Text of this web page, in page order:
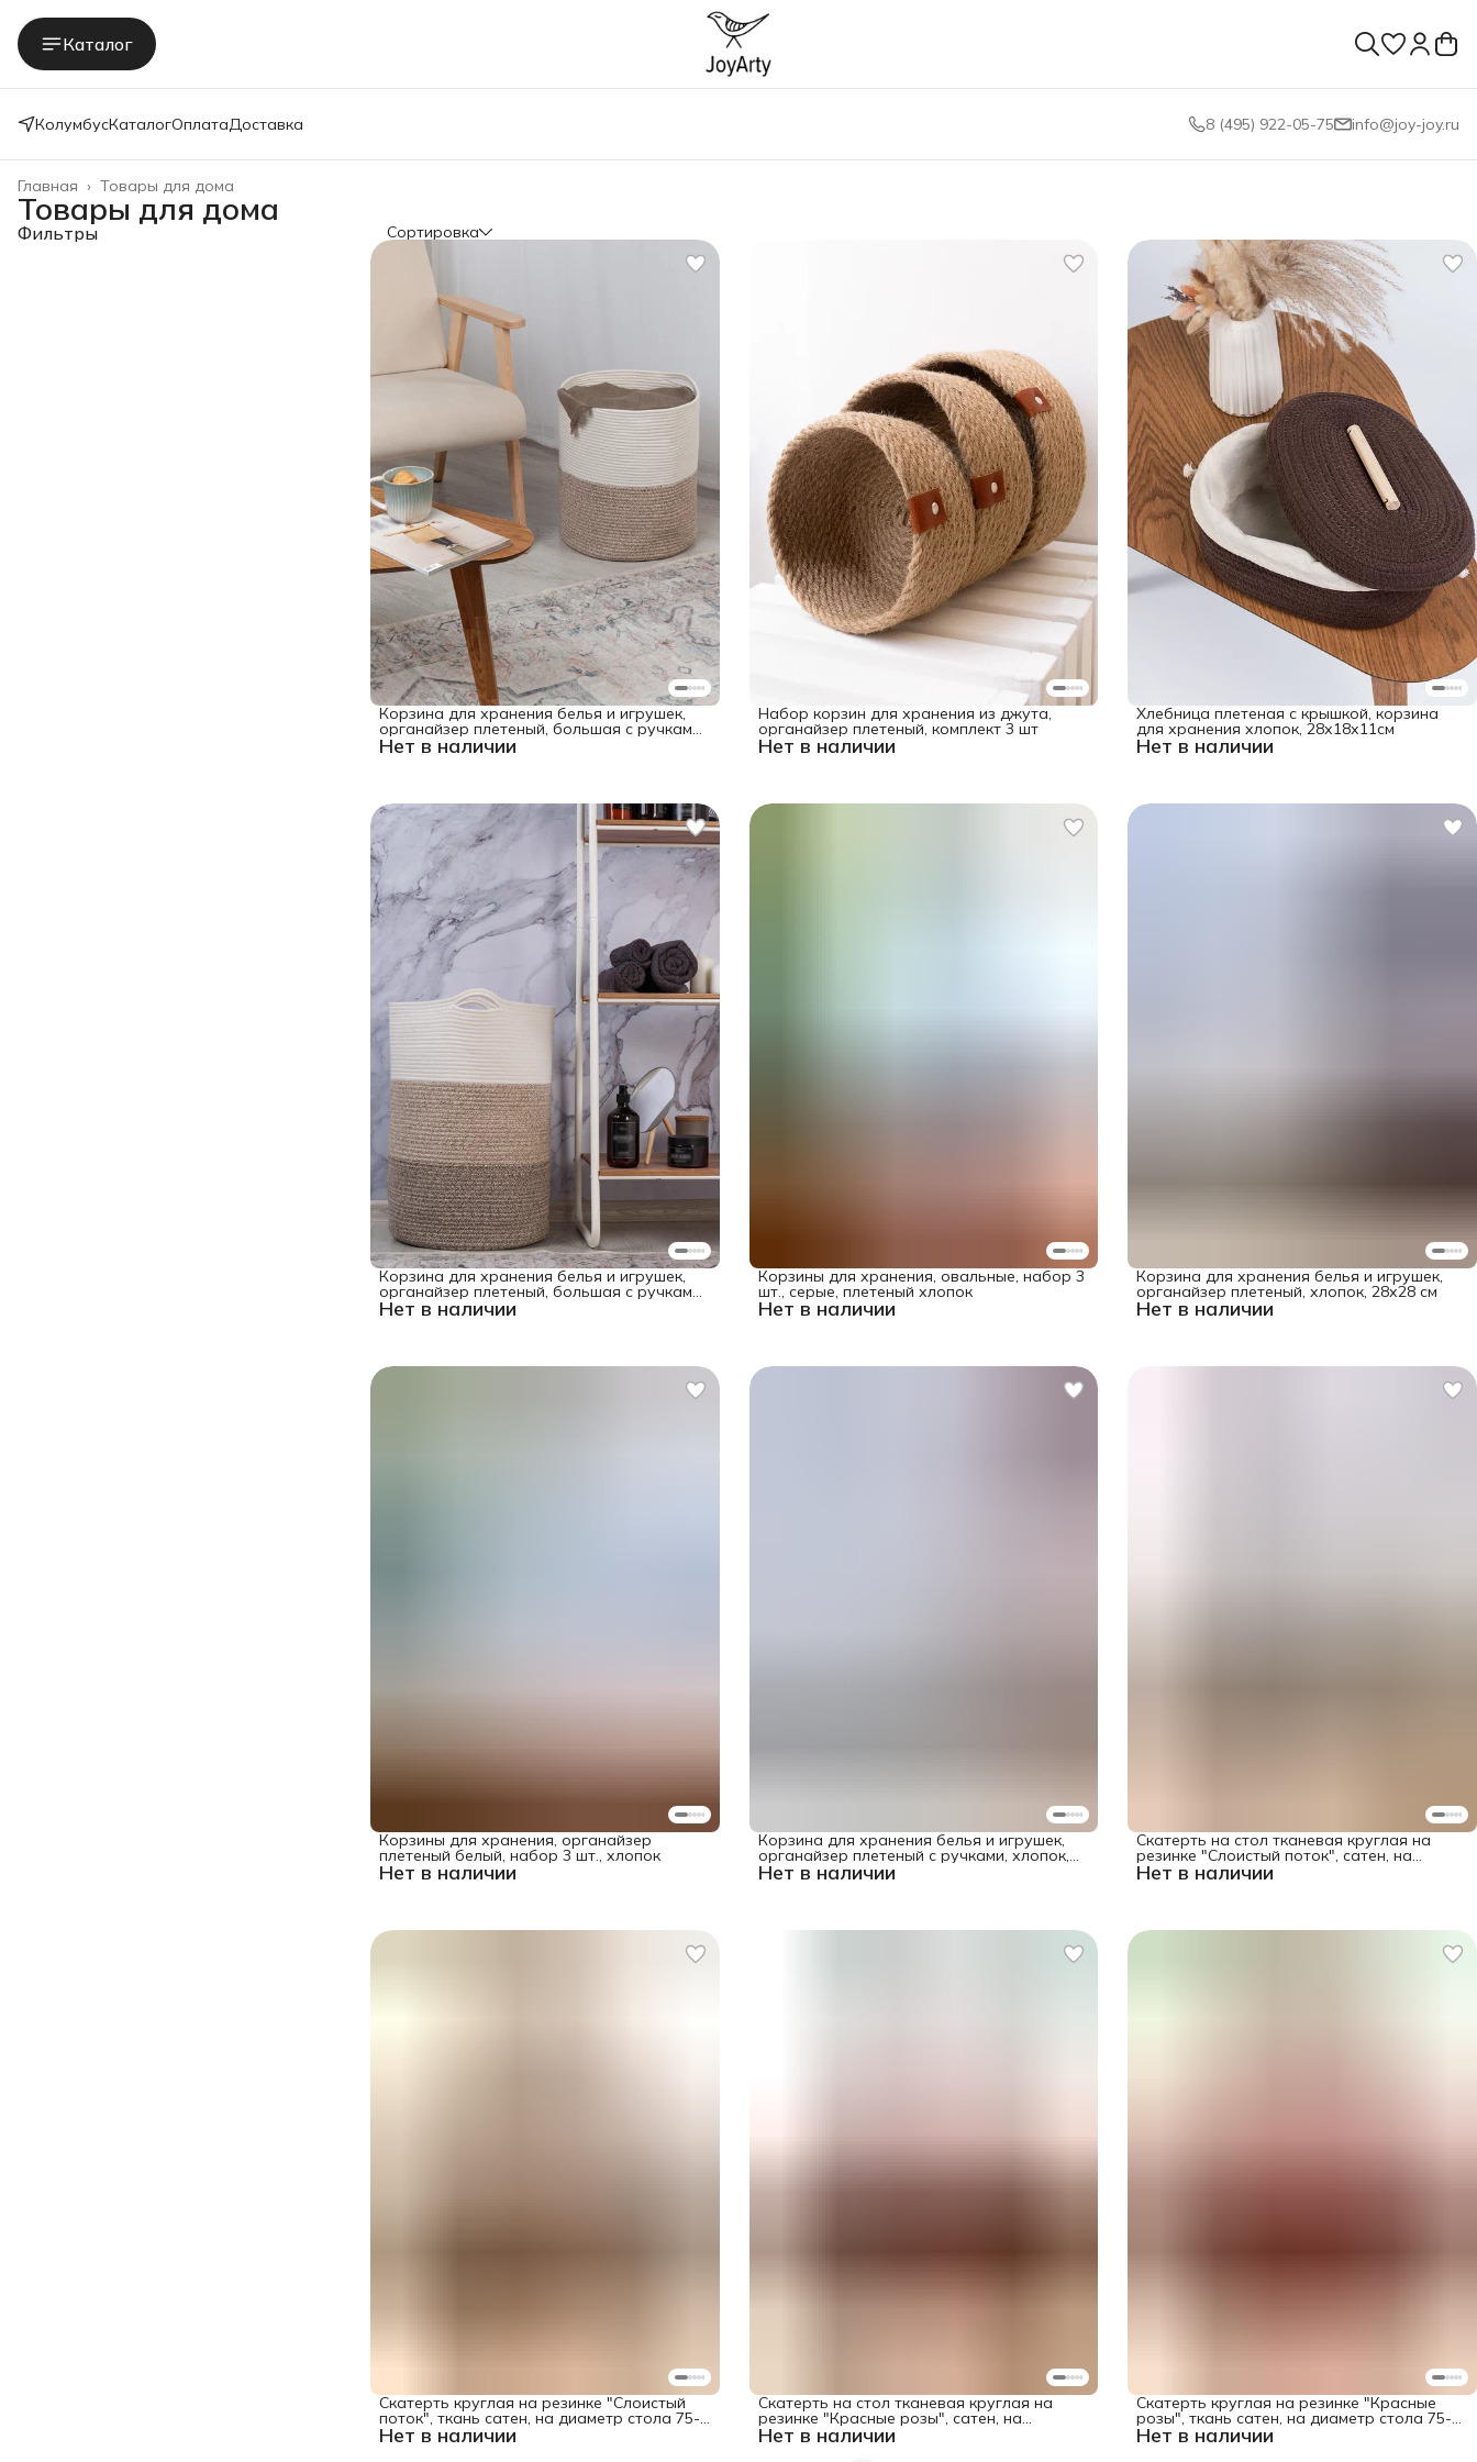
Каталог
КолумбусКаталогОплатаДоставка 8 (495) 922-05-75 info@joy-joy.ru
Товары для дома
Главная ›
Товары для дома
Фильтры Сортировка
Нет в наличии
Корзина для хранения белья и игрушек,
органайзер плетеный, большая с ручками,
хлопок, 35x40 см Нет в наличии
Набор корзин для хранения из джута,
органайзер плетеный, комплект 3 шт
Нет в наличии
Хлебница плетеная с крышкой, корзина
для хранения хлопок, 28х18х11см
Нет в наличии
Корзина для хранения белья и игрушек,
органайзер плетеный, большая с ручками,
хлопок, 35x55 см Нет в наличии
Корзины для хранения, овальные, набор 3
шт., серые, плетеный хлопок
Нет в наличии
Корзина для хранения белья и игрушек,
органайзер плетеный, хлопок, 28х28 см
Нет в наличии
Корзины для хранения, органайзер
плетеный белый, набор 3 шт., хлопок
Нет в наличии
Корзина для хранения белья и игрушек,
органайзер плетеный с ручками, хлопок,
28х28 см Нет в наличии
Скатерть на стол тканевая круглая на
резинке "Слоистый поток", cатен, на
диаметр 105-120 см
Нет в наличии
Скатерть круглая на резинке "Слоистый
поток", ткань сатен, на диаметр стола 75-
100 см Нет в наличии
Скатерть на стол тканевая круглая на
резинке "Красные розы", cатен, на
диаметр 105-120 см, серия 8 марта Нет в наличии
Скатерть круглая на резинке "Красные
розы", ткань сатен, на диаметр стола 75-
100 см, серия 8 марта